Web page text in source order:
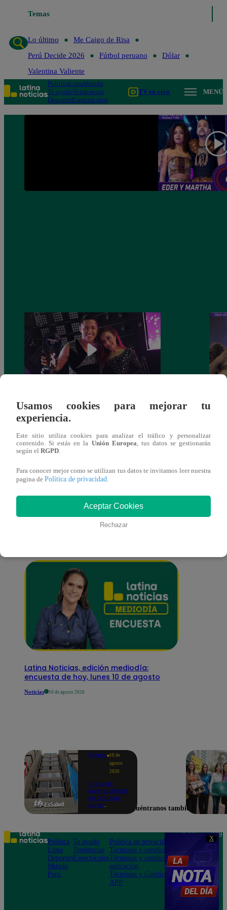
X
Temas
Lo último
Me Caigo de Risa
Perú Decide 2026
Fútbol peruano
Dólar
Valentina Valiente
PolíticaLimaMundo
Te ayudoTendencias
DeportesEspectáculos
TV en vivo MENÚ
Los Cuatro Finalistas Baile 27 de octubre
del 2018 – Gran final – Programa
completo
También te puede
interesar
Latina Noticias, edición mediodía:
encuesta de hoy, lunes 10 de agosto
Noticias 10 de agosto 2026
Política 10 de
agosto
2026
Crisis de
inestabilidad
en EsSalud:
doce
cinco años
Usamos cookies para mejorar tu
experiencia.
Este sitio utiliza cookies para analizar el tráfico y personalizar
contenido. Si estás en la Unión Europea , tus datos se gestionarán
según el RGPD
Para conocer mejor como se utilizan tus datos te invitamos leer nuestra
pagina de Política de privacidad
Aceptar Cookies
Rechazar
Encuéntranos también en
Política
Lima
Deportes
Mundo
Perú
Te ayudo
Tendencias
Espectáculos
Política de privacidad
Términos y condiciones
Términos y condiciones
aplicación
Términos y Condiciones
APP
Teléfono: 219
Av. San
Felipe 968
Jesús María